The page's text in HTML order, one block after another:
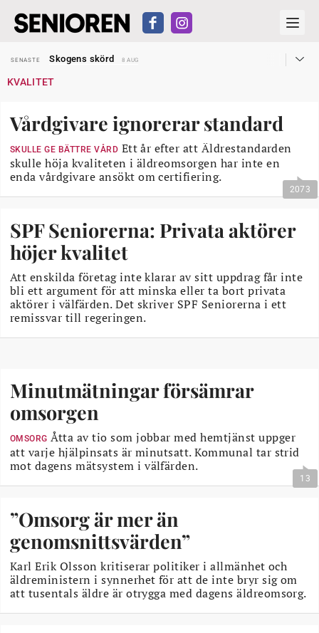
SENASTE
Skogens skörd
8 AUG
SENASTE
Reform för äldre kan bli slag i luften
SENASTE
Snart kan telefonförsäljning förbjudas i Sverige
29 JUL
SENASTE
Hyror rusar ifrån äldres bostadstillägg
28 JUL
SENASTE
Skogens skörd 8 AUG
KVALITET
Vårdgivare ignorerar standard
SKULLE GE BÄTTRE VÅRD Ett år efter att Äldrestandarden
skulle höja kvaliteten i äldreomsorgen har inte en
enda vårdgivare ansökt om certifiering.
2073
SPF Seniorerna: Privata aktörer
höjer kvalitet
Att enskilda företag inte klarar av sitt uppdrag får inte
bli ett argument för att minska eller ta bort privata
aktörer i välfärden. Det skriver SPF Seniorerna i ett
remissvar till regeringen.
Minutmätningar försämrar
omsorgen
OMSORG Åtta av tio som jobbar med hemtjänst uppger
att varje hjälpinsats är minutsatt. Kommunal tar strid
mot dagens mätsystem i välfärden.
13
”Omsorg är mer än
genomsnittsvärden”
Karl Erik Olsson kritiserar politiker i allmänhet och
äldreministern i synnerhet för att de inte bryr sig om
att tusentals äldre är otrygga med dagens äldreomsorg.